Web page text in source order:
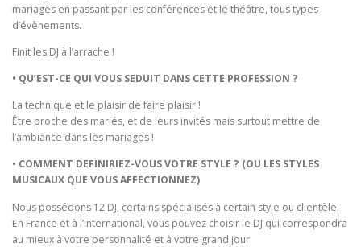
mariages en passant par les conférences et le théâtre, tous types
d’évènements.
Finit les DJ à l’arrache !
• QU’EST-CE QUI VOUS SEDUIT DANS CETTE PROFESSION ?
La technique et le plaisir de faire plaisir !
Être proche des mariés, et de leurs invités mais surtout mettre de
l’ambiance dans les mariages !
• COMMENT DEFINIRIEZ-VOUS VOTRE STYLE ? (OU LES STYLES
MUSICAUX QUE VOUS AFFECTIONNEZ)
Nous possédons 12 DJ, certains spécialisés à certain style ou clientèle.
En France et à l’international, vous pouvez choisir le DJ qui correspondra
au mieux à votre personnalité et à votre grand jour.